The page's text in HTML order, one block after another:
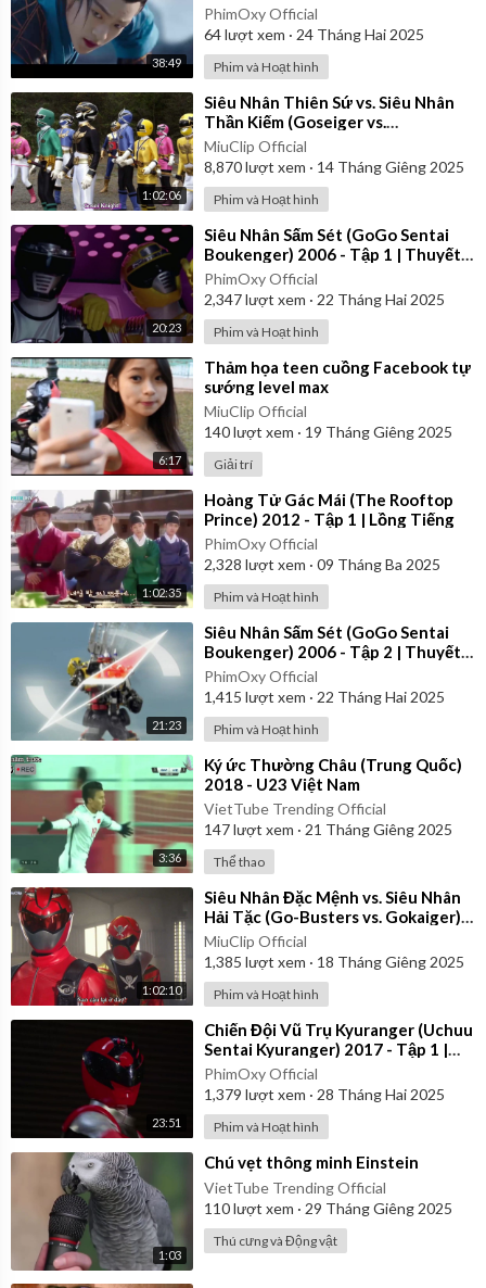
38:49
PhimOxy Official
64lượt xem · 24 Tháng Hai 2025
Phim và Hoạt hình
1:02:06
⁣Siêu Nhân Thiên Sứ vs. Siêu Nhân
Thần Kiếm (Goseiger vs.
Shinkenger) | Vietsub
MiuClip Official
8,870lượt xem · 14 Tháng Giêng 2025
Phim và Hoạt hình
20:23
⁣Siêu Nhân Sấm Sét (GoGo Sentai
Boukenger) 2006 - Tập 1 | Thuyết
Minh
PhimOxy Official
2,347lượt xem · 22 Tháng Hai 2025
Phim và Hoạt hình
6:17
⁣Thảm họa teen cuồng Facebook tự
sướng level max
MiuClip Official
140lượt xem · 19 Tháng Giêng 2025
Giải trí
1:02:35
⁣Hoàng Tử Gác Mái (The Rooftop
Prince) 2012 - Tập 1 | Lồng Tiếng
PhimOxy Official
2,328 lượt xem · 09 Tháng Ba 2025
Phim và Hoạt hình
21:23
⁣Siêu Nhân Sấm Sét (GoGo Sentai
Boukenger) 2006 - Tập 2 | Thuyết
Minh
PhimOxy Official
1,415 lượt xem · 22 Tháng Hai 2025
Phim và Hoạt hình
3:36
⁣Ký ức Thường Châu (Trung Quốc)
2018 - U23 Việt Nam
VietTube Trending Official
147lượt xem · 21 Tháng Giêng 2025
Thể thao
1:02:10
⁣Siêu Nhân Đặc Mệnh vs. Siêu Nhân
Hải Tặc (Go-Busters vs. Gokaiger) |
Vietsub
MiuClip Official
1,385 lượt xem · 18 Tháng Giêng 2025
Phim và Hoạt hình
23:51
⁣Chiến Đội Vũ Trụ Kyuranger (Uchuu
Sentai Kyuranger) 2017 - Tập 1 |
Thuyết Minh
PhimOxy Official
1,379 lượt xem · 28 Tháng Hai 2025
Phim và Hoạt hình
1:03
⁣Chú vẹt thông minh Einstein
VietTube Trending Official
110lượt xem · 29 Tháng Giêng 2025
Thú cưng và Động vật